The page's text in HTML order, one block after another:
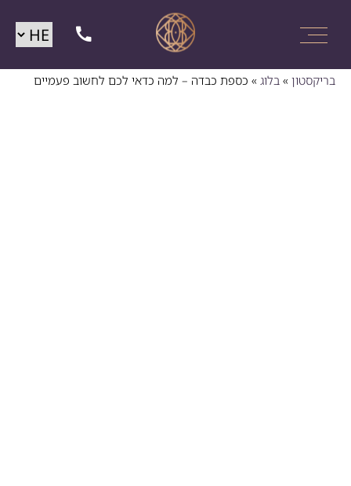
בריקסטון » בלוג » כספת כבדה – למה כדאי לכם לחשוב פעמיים